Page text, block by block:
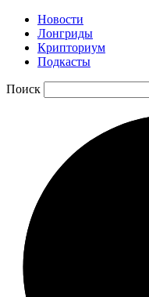
Новости
Лонгриды
Крипториум
Подкасты
Поиск